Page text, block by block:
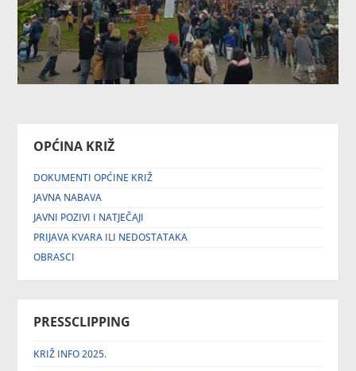
OPĆINA KRIŽ
DOKUMENTI OPĆINE KRIŽ
JAVNA NABAVA
JAVNI POZIVI I NATJEČAJI
PRIJAVA KVARA ILI NEDOSTATAKA
OBRASCI
PRESSCLIPPING
KRIŽ INFO 2025.